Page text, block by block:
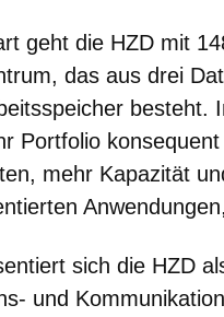
geht die HZD mit
das aus drei
besteht.
Portfolio
mehr Kapazität
sich die HZD
und